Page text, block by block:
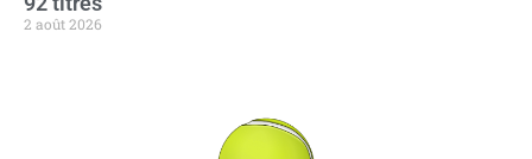
2 août 2026